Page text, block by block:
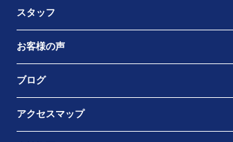
スタッフ
お客様の声
ブログ
アクセスマップ